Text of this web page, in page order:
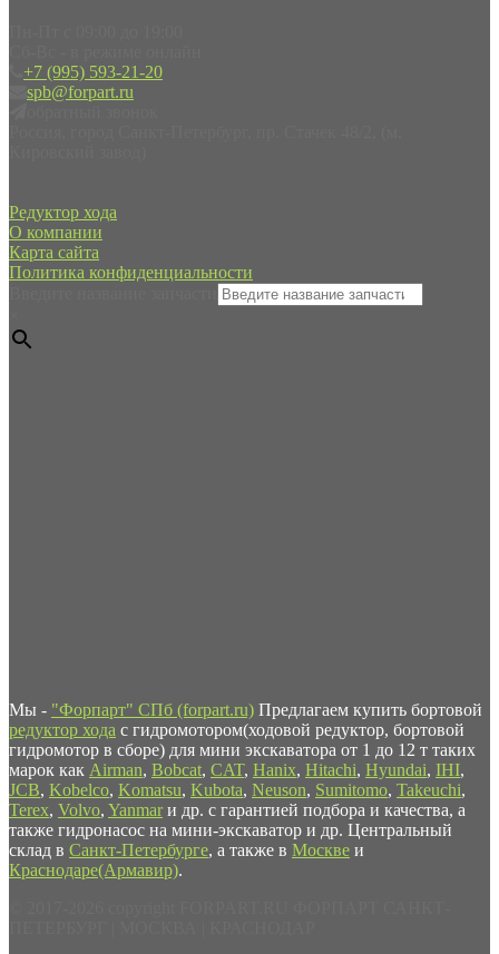
+7 (995) 593-21-20
spb@forpart.ru
Редуктор хода
О компании
Карта сайта
Политика конфиденциальности
Мы - "Форпарт" СПб (forpart.ru) Предлагаем купить бортовой
редуктор хода с гидромотором(ходовой редуктор, бортовой
гидромотор в сборе) для мини экскаватора от 1 до 12 т таких
марок как Airman, Bobcat, CAT, Hanix, Hitachi, Hyundai, IHI,
JCB, Kobelco, Komatsu, Kubota, Neuson, Sumitomo, Takeuchi,
Terex, Volvo, Yanmar и др. с гарантией подбора и качества, а
также гидронасос на мини-экскаватор и др. Центральный
склад в Санкт-Петербурге, а также в Москве и
Краснодаре(Армавир).